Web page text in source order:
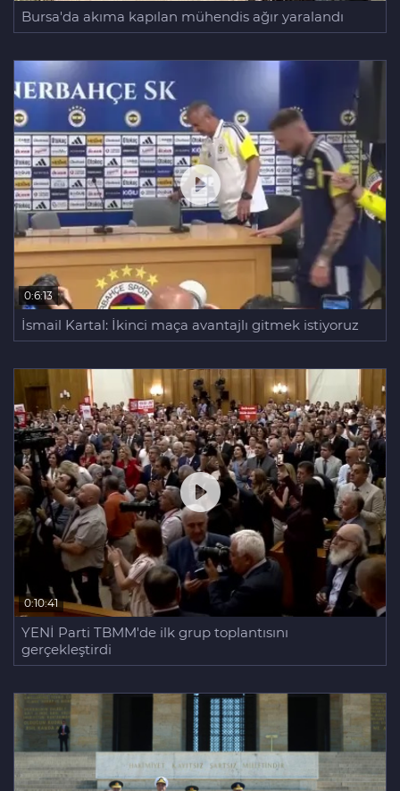
Bursa'da akıma kapılan mühendis ağır yaralandı
0:6:13
İsmail Kartal: İkinci maça avantajlı gitmek istiyoruz
0:10:41
YENİ Parti TBMM'de ilk grup toplantısını
gerçekleştirdi